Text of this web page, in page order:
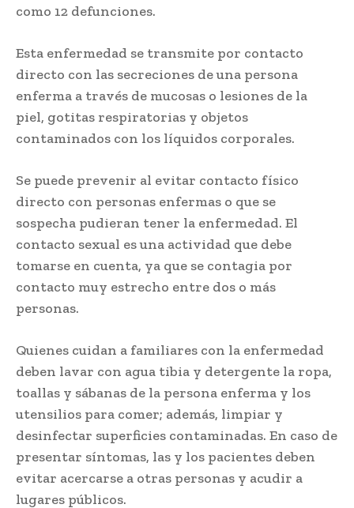
como 12 defunciones.
Esta enfermedad se transmite por contacto
directo con las secreciones de una persona
enferma a través de mucosas o lesiones de la
piel, gotitas respiratorias y objetos
contaminados con los líquidos corporales.
Se puede prevenir al evitar contacto físico
directo con personas enfermas o que se
sospecha pudieran tener la enfermedad. El
contacto sexual es una actividad que debe
tomarse en cuenta, ya que se contagia por
contacto muy estrecho entre dos o más
personas.
Quienes cuidan a familiares con la enfermedad
deben lavar con agua tibia y detergente la ropa,
toallas y sábanas de la persona enferma y los
utensilios para comer; además, limpiar y
desinfectar superficies contaminadas. En caso de
presentar síntomas, las y los pacientes deben
evitar acercarse a otras personas y acudir a
lugares públicos.